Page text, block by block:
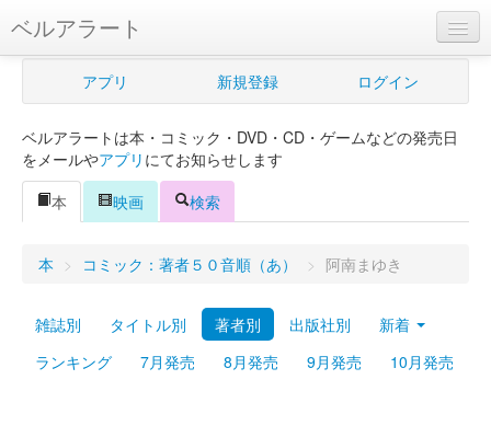
ベルアラート
ベルアラートとは
新規登録
ログイン
Myシェルフ
プレミアム
アプリ 新規登録 ログイン
ベルアラートは本・コミック・DVD・CD・ゲームなどの発売日
をメールやアプリ にてお知らせします
本
映画 検索
本 > コミック：著者５０音順（あ） > 阿南まゆき
雑誌別 タイトル別 著者別 出版社別
新着
ランキング
7月発売 8月発売 9月発売 10月発売